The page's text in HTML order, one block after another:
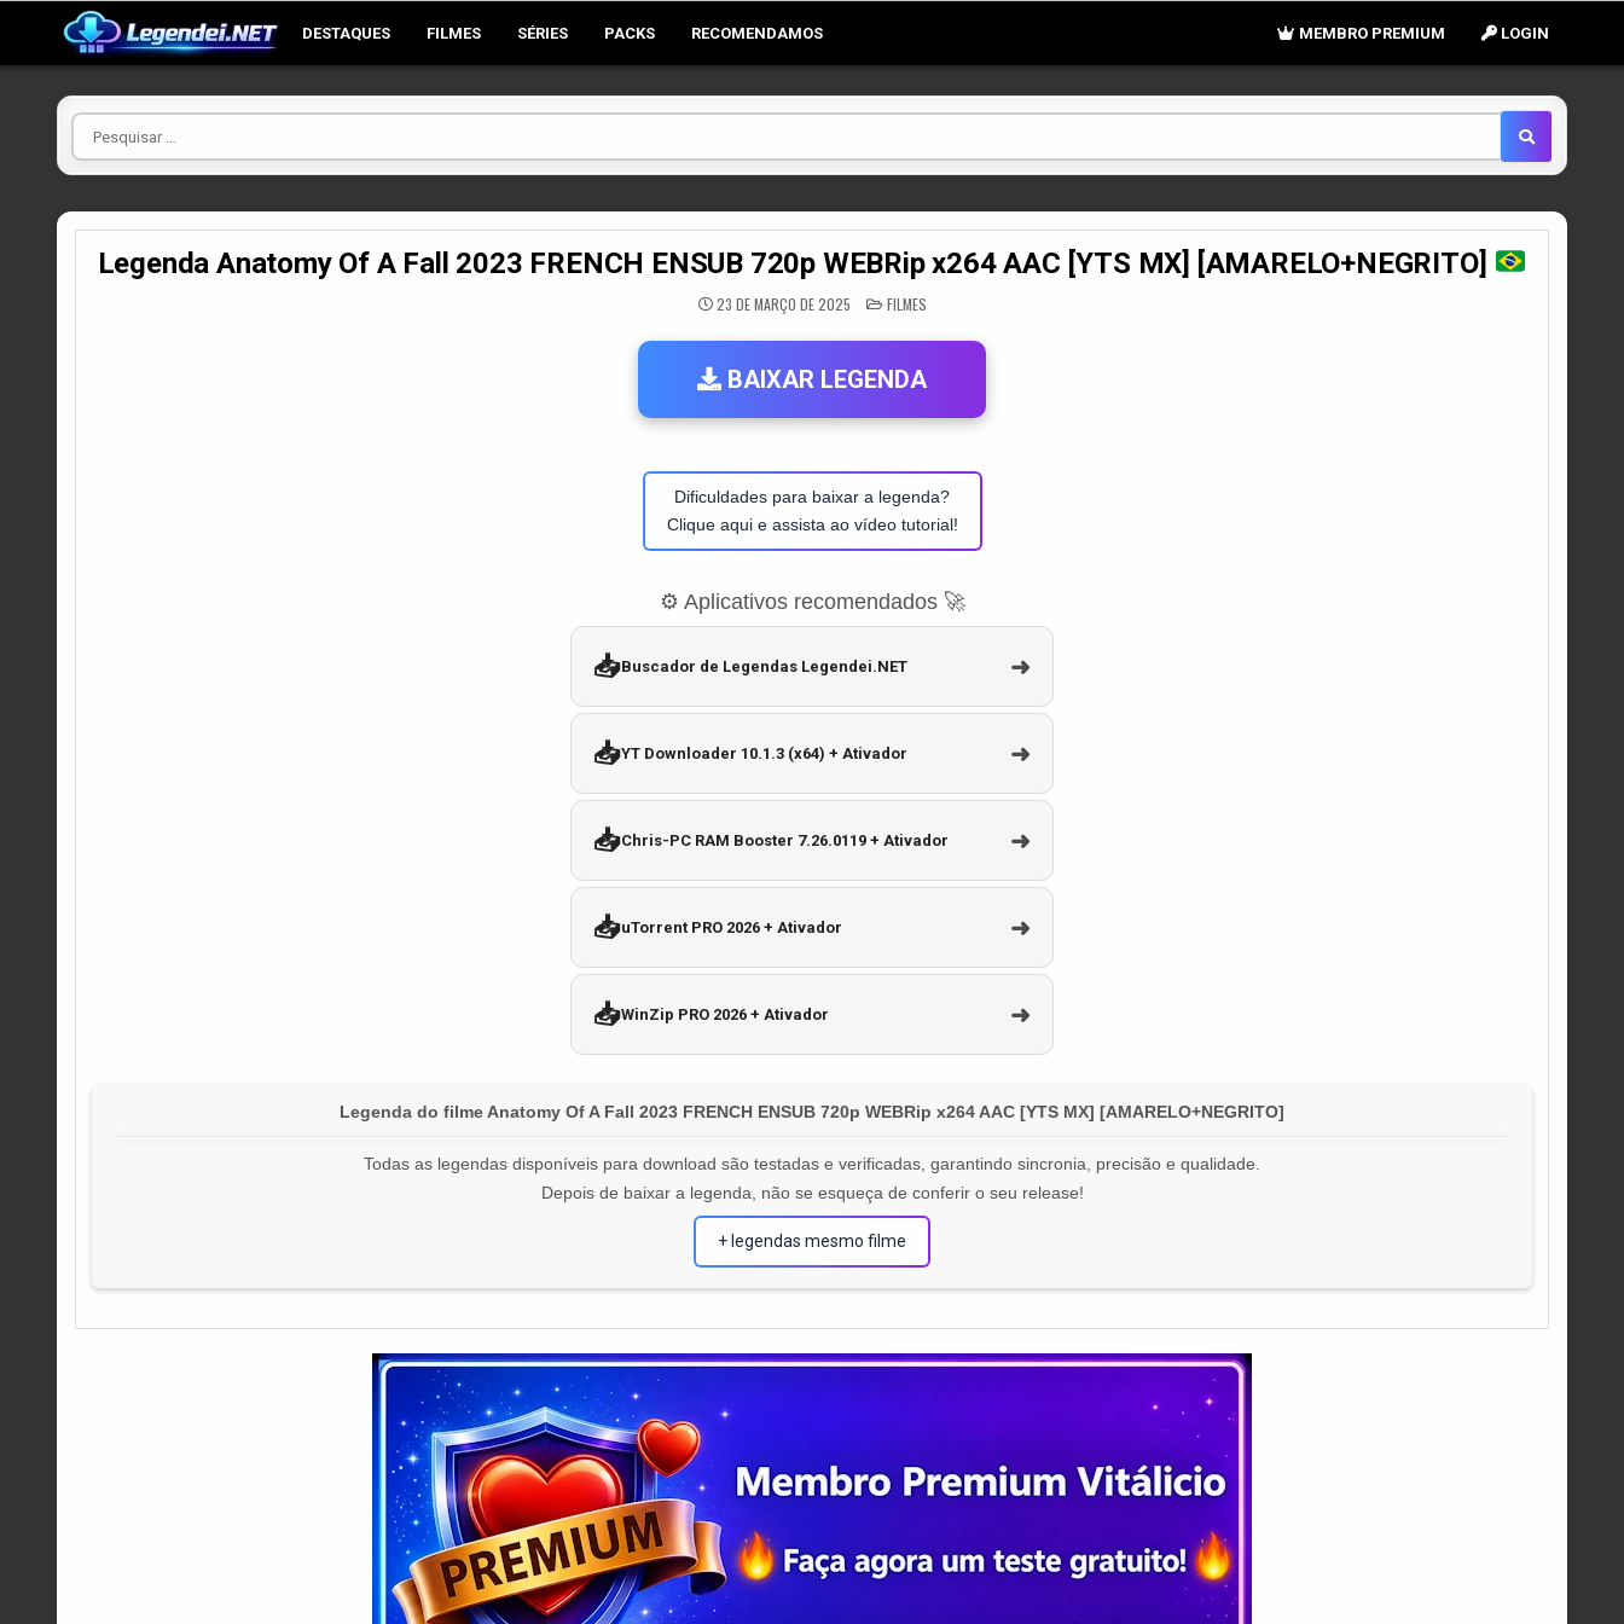
DESTAQUES FILMES SÉRIES PACKS RECOMENDAMOS LOGIN
MEMBRO PREMIUM
Pesquisar
por
Legenda Anatomy Of A Fall 2023 FRENCH ENSUB 720p WEBRip x264 AAC [YTS MX] [AMARELO+NEGRITO]
23 DE MARÇO DE 2025 POSTED
IN
FILMES
BAIXAR LEGENDA
Dificuldades para baixar a legenda?
Clique aqui e assista ao vídeo tutorial!
⚙️ Aplicativos recomendados 🚀
📥Buscador de Legendas Legendei.NET ➜
📥YT Downloader 10.1.3 (x64) + Ativador ➜
📥Chris-PC RAM Booster 7.26.0119 + Ativador ➜
📥uTorrent PRO 2026 + Ativador ➜
📥WinZip PRO 2026 + Ativador ➜
Legenda do filme Anatomy Of A Fall 2023 FRENCH ENSUB 720p WEBRip x264 AAC [YTS MX] [AMARELO+NEGRITO]
Todas as legendas disponíveis para download são testadas e verificadas, garantindo sincronia, precisão e qualidade.
Depois de baixar a legenda, não se esqueça de conferir o seu release!
+ legendas mesmo filme